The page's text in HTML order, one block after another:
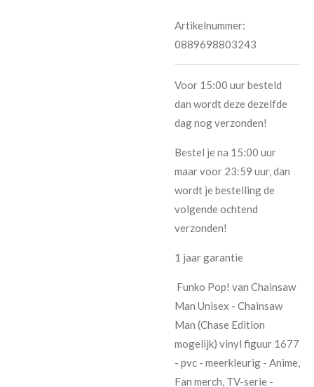
Artikelnummer:
0889698803243
Voor 15:00 uur besteld
dan wordt deze dezelfde
dag nog verzonden!
Bestel je na 15:00 uur
maar voor 23:59 uur, dan
wordt je bestelling de
volgende ochtend
verzonden!
1 jaar garantie
Funko Pop! van Chainsaw
Man Unisex - Chainsaw
Man (Chase Edition
mogelijk) vinyl figuur 1677
- pvc - meerkleurig - Anime,
Fan merch, TV-serie -